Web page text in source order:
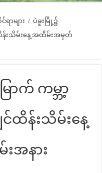
ာများ / ပဲခူးမြို့၌
န်းသိမ်းနေ့ အထိမ်းအမှတ်
ောက် ကမ္ဘာ့
ထိန်းသိမ်းနေ့
အနား